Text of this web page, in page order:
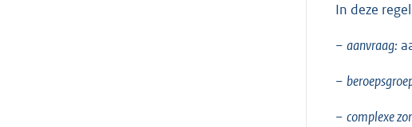
In deze
− aanvraag:
−
− complexe